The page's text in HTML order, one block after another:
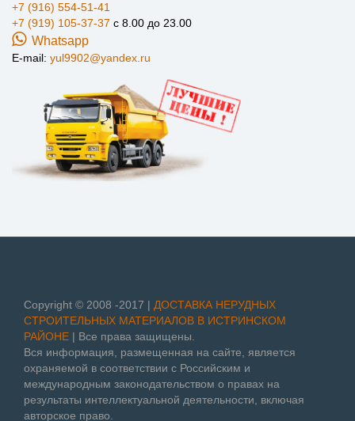
+7 (916) 554-51-41
+7 (919) 105-37-37 с 8.00 до 23.00
Whatsapp
E-mail: yul9902@yandex.ru
Copyright © 2008 -2017 | ДОСТАВКА НЕРУДНЫХ
СТРОИТЕЛЬНЫХ МАТЕРИАЛОВ В ИСТРИНСКОМ
РАЙОНЕ | Все права защищены.
Вся информация, размещенная на сайте, является
охраняемой в соответствии с Российским и
международным законодательством о правах на
результаты интеллектуальной деятельности, включая
авторское право.